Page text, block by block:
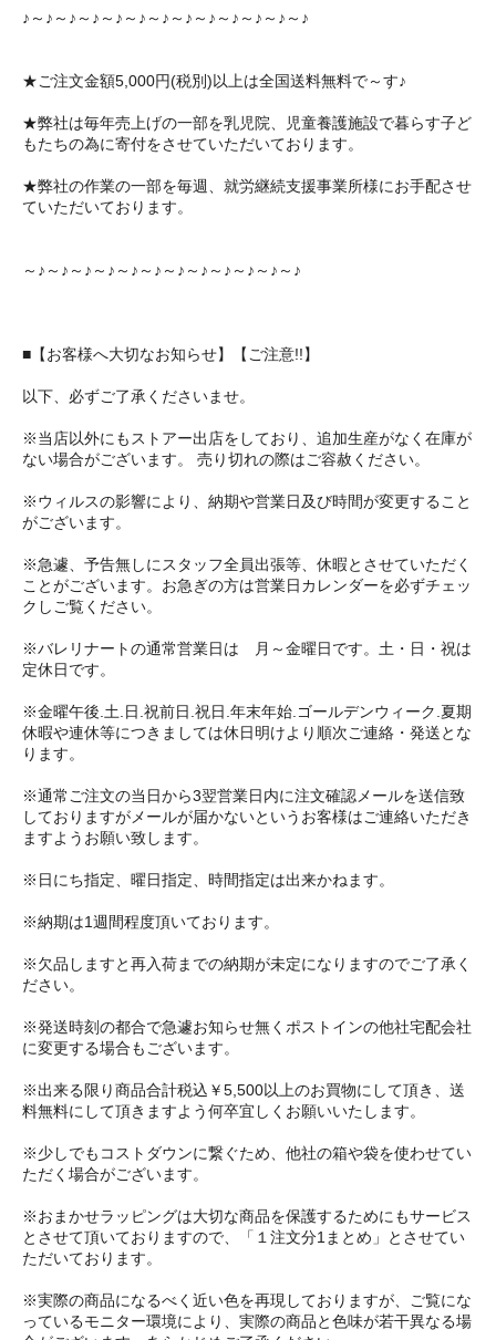
♪～♪～♪～♪～♪～♪～♪～♪～♪～♪～♪～♪～♪
★ご注文金額5,000円(税別)以上は全国送料無料で～す♪
★弊社は毎年売上げの一部を乳児院、児童養護施設で暮らす子ど
もたちの為に寄付をさせていただいております。
★弊社の作業の一部を毎週、就労継続支援事業所様にお手配させ
ていただいております。
～♪～♪～♪～♪～♪～♪～♪～♪～♪～♪～♪～♪
■【お客様へ大切なお知らせ】【ご注意!!】
以下、必ずご了承くださいませ。
※当店以外にもストアー出店をしており、追加生産がなく在庫が
ない場合がございます。 売り切れの際はご容赦ください。
※ウィルスの影響により、納期や営業日及び時間が変更すること
がございます。
※急遽、予告無しにスタッフ全員出張等、休暇とさせていただく
ことがございます。お急ぎの方は営業日カレンダーを必ずチェッ
クしご覧ください。
※バレリナートの通常営業日は 月～金曜日です。土・日・祝は
定休日です。
※金曜午後.土.日.祝前日.祝日.年末年始.ゴールデンウィーク.夏期
休暇や連休等につきましては休日明けより順次ご連絡・発送とな
ります。
※通常ご注文の当日から3翌営業日内に注文確認メールを送信致
しておりますがメールが届かないというお客様はご連絡いただき
ますようお願い致します。
※日にち指定、曜日指定、時間指定は出来かねます。
※納期は1週間程度頂いております。
※欠品しますと再入荷までの納期が未定になりますのでご了承く
ださい。
※発送時刻の都合で急遽お知らせ無くポストインの他社宅配会社
に変更する場合もございます。
※出来る限り商品合計税込￥5,500以上のお買物にして頂き、送
料無料にして頂きますよう何卒宜しくお願いいたします。
※少しでもコストダウンに繋ぐため、他社の箱や袋を使わせてい
ただく場合がございます。
※おまかせラッピングは大切な商品を保護するためにもサービス
とさせて頂いておりますので、「１注文分1まとめ」とさせてい
ただいております。
※実際の商品になるべく近い色を再現しておりますが、ご覧にな
っているモニター環境により、実際の商品と色味が若干異なる場